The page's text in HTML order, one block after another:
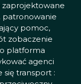
zaprojektowane
patronowanie
pomoc,
zobaczenie
platforma
agenci
transport :